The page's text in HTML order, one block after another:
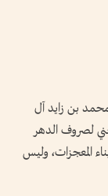
بن زايد آل
لصروف الدهر
المعجزات، وليس